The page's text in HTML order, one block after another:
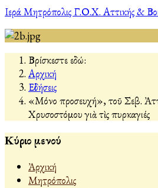
Ιερά Μητρόπολις Γ.Ο.Χ. Αττικής &
Βρίσκεστε εδώ:
Αρχική
Εἰδήσεις
«Μόνο προσευχή», τοῦ Σεβ.
Χρυσοστόμου γιὰ τὶς πυρκαγιές
Κύριο μενού
Ἀρχική
Μητρόπολις